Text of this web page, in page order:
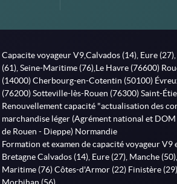
Capacite voyageur V9,Calvados (14), Eure
(61), Seine-Maritime (76),Le Havre (76600)
(14000) Cherbourg-en-Cotentin (50100)
(76200) Sotteville-lès-Rouen (76300) Saint-
Renouvellement capacité "actualisation des
marchandise léger (Agrément national et DOM
de Rouen - Dieppe) Normandie
Formation et examen de capacité voyageur V9
Bretagne Calvados (14), Eure (27), Manche
Maritime (76) Côtes-d'Armor (22) Finistère